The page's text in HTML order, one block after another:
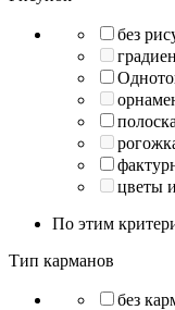
без
полоска
цветы
По этим
Тип карманов
без